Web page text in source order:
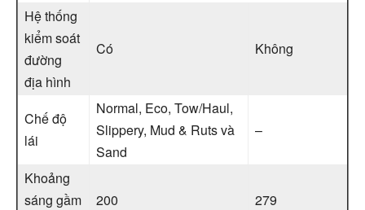
Hệ thống
kiểm soát
đường
địa hình
Có Không
Chế độ
lái
Normal, Eco, Tow/Haul,
Slippery, Mud & Ruts và
Sand
–
Khoảng
sáng gầm
200 279